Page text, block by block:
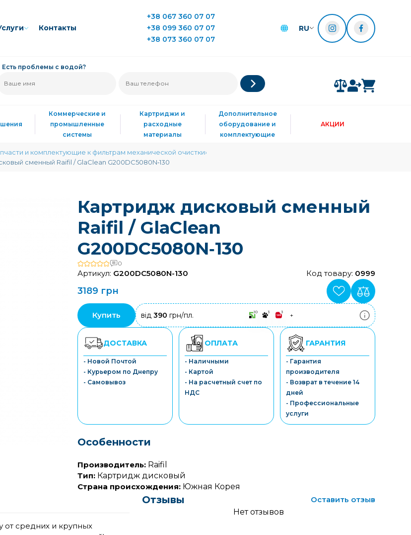
Контакты
+38 067 360 07 07
+38 099 360 07 07
+38 073 360 07 07
RU
Есть проблемы с водой?
Коммерческие и
промышленные
системы
Картриджи и
расходные
материалы
Дополнительное
оборудование и
комплектующие
АКЦИИ
и комплектующие к фильтрам механической очистки
сменный Raifil / GlaClean G200DC5080N‑130
Картридж дисковый сменный
Raifil / GlaClean
G200DC5080N‑130
0
Артикул: G200DC5080N-130 Код товару: 0999
3189 грн
Купить від 390 грн/пл. 10 3 3 +
3-10 платежів, кредит 0.01%
Монобанк
3-7 платежів, кредит 0.01%
ПУМБ
3-10 платежів, кредит 0.01%
3-10 платежів, кредит 0.01%
3-10 платежів, кредит 0.01%
Sens-Банк
3-10 платежів, кредит 0.01%
ДОСТАВКА
- Новой Почтой
- Курьером по Днепру
- Самовывоз
ОПЛАТА
- Наличными
- Картой
- На расчетный счет по
НДС
ГАРАНТИЯ
- Гарантия
производителя
- Возврат в течение 14
дней
- Профессиональные
услуги
Особенности
Производитель: Raifil
Тип: Картридж дисковый
Страна происхождения: Южная Корея
средних и крупных
Отзывы
Оставить отзыв
Нет отзывов